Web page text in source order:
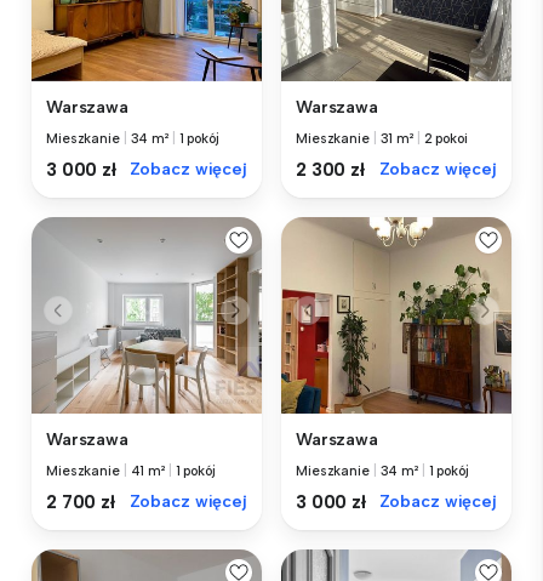
Warszawa
Mieszkanie 34 m² 1 pokój
3 000 zł Zobacz więcej
Warszawa
Mieszkanie 31 m² 2 pokoi
2 300 zł Zobacz więcej
Warszawa
Mieszkanie 41 m² 1 pokój
2 700 zł Zobacz więcej
Warszawa
Mieszkanie 34 m² 1 pokój
3 000 zł Zobacz więcej